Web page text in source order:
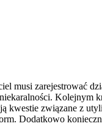
musi zarejestrować
Kolejnym
kwestie związane z
Dodatkowo